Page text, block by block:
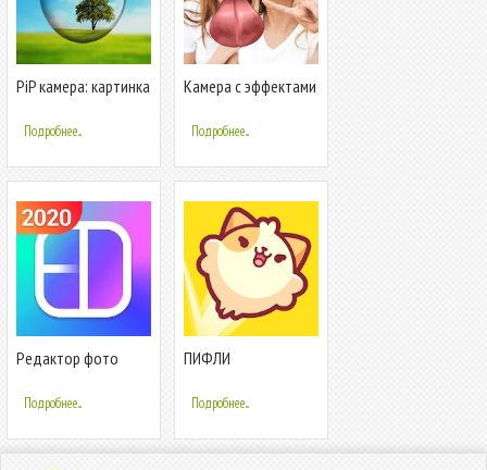
PiP камера: картинка
фотоприколы
Подробнее...
Камера с эффектами
коллаж
Подробнее...
Редактор фото
фоторедактор,
коллаж фото
Подробнее...
ПИФЛИ
Подробнее...